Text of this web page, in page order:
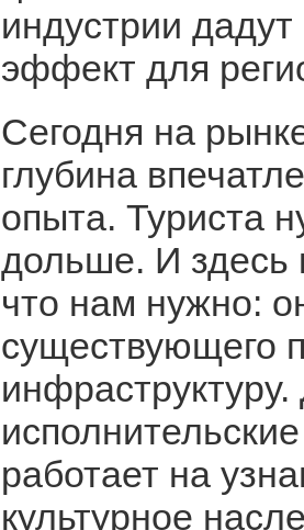
индустрии
эффект для
Сегодня на
глубина
опыта. Туриста
дольше. И здесь
что нам нужно:
существующего
работает на
культурное